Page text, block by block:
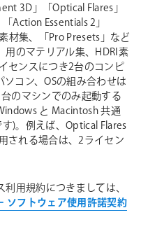
3D」「Optical Flares」
Action Essentials 2」
材集、「Pro Presets」など
のマテリアル集、HDRI素
センスにつき2台のコンピ
コン、OSの組み合わせは
のマシンでのみ起動する
と Macintosh 共通
)。例えば、Optical Flares
される場合は、2ライセン
用規約につきましては、
ソフトウェア使用許諾契約